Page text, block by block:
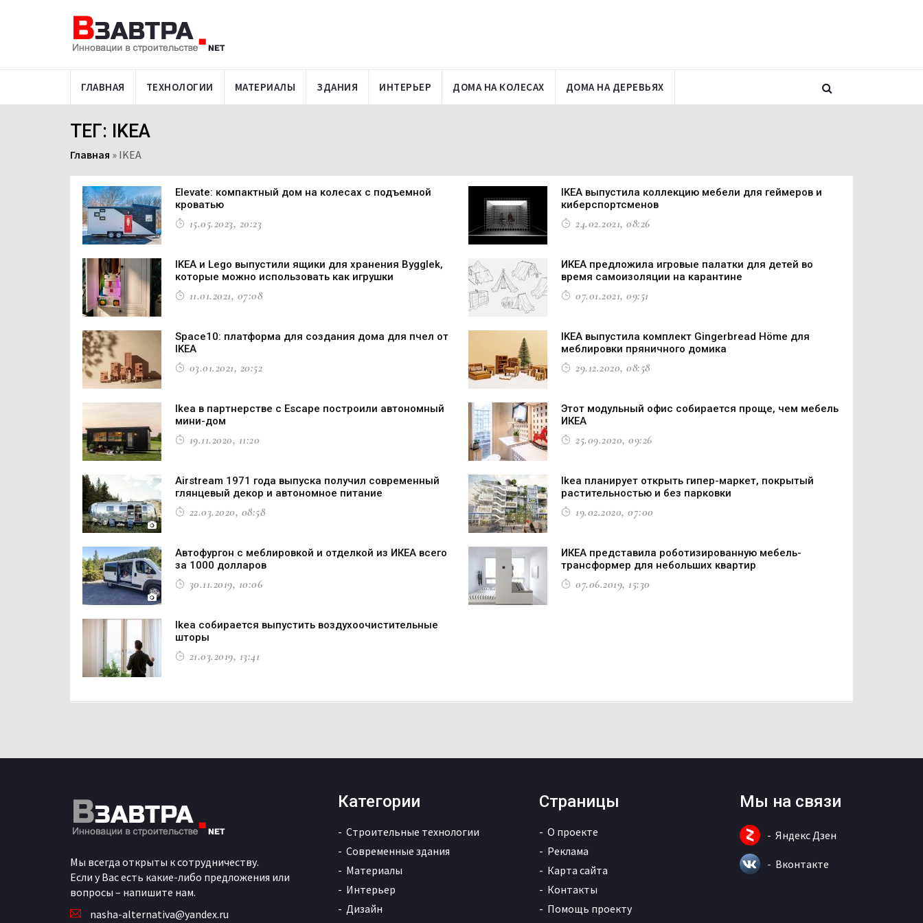
ГЛАВНАЯ ТЕХНОЛОГИИ МАТЕРИАЛЫ ЗДАНИЯ ИНТЕРЬЕР ДОМА НА КОЛЕСАХ ДОМА НА ДЕРЕВЬЯХ
ТЕГ: IKEA
Главная » IKEA
Elevate: компактный дом на колесах с подъемной
кроватью
15.05.2023, 20:23
IKEA выпустила коллекцию мебели для геймеров и
киберспортсменов
24.02.2021, 08:26
IKEA и Lego выпустили ящики для хранения Bygglek,
которые можно использовать как игрушки
11.01.2021, 07:08
ИКЕА предложила игровые палатки для детей во
время самоизоляции на карантине
07.01.2021, 09:51
Space10: платформа для создания дома для пчел от
IKEA
03.01.2021, 20:52
IKEA выпустила комплект Gingerbread Höme для
меблировки пряничного домика
29.12.2020, 08:58
Ikea в партнерстве с Escape построили автономный
мини-дом
19.11.2020, 11:20
Этот модульный офис собирается проще, чем мебель
ИКЕА
25.09.2020, 09:26
Airstream 1971 года выпуска получил современный
глянцевый декор и автономное питание
22.03.2020, 08:58
Ikea планирует открыть гипер-маркет, покрытый
растительностью и без парковки
19.02.2020, 07:00
Автофургон с меблировкой и отделкой из ИКЕА всего
за 1000 долларов
30.11.2019, 10:06
ИКЕА представила роботизированную мебель-
трансформер для небольших квартир
07.06.2019, 15:30
Ikea собирается выпустить воздухоочистительные
шторы
21.03.2019, 13:41
Мы всегда открыты к сотрудничеству.
Если у Вас есть какие-либо предложения или
вопросы – напишите нам.
nasha-alternativa@yandex.ru
Категории
Строительные технологии
Современные здания
Материалы
Интерьер
Дизайн
Страницы
О проекте
Реклама
Карта сайта
Контакты
Помощь проекту
Мы на связи
Яндекс Дзен
Вконтакте